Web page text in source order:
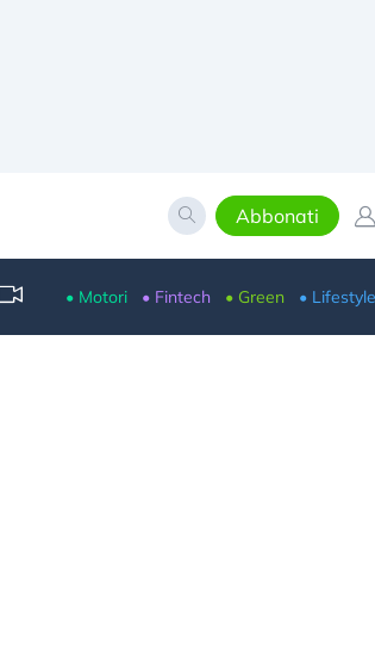
Abbonati
• Motori • Fintech • Green • Lifestyle